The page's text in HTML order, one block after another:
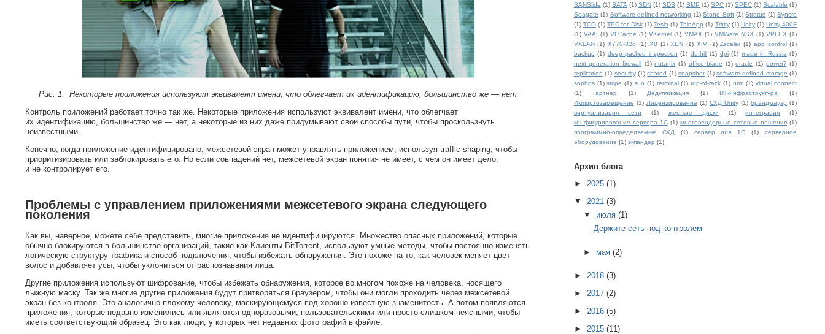
Рис. 1.Некоторые приложения используют эквивалент имени, что облегчает их идентификацию, большинство же — нет
Контроль приложений работает точно так же. Некоторые приложения используют эквивалент имени, что облегчает
их идентификацию, большинство же — нет, а некоторые из них даже придумывают свои способы пути, чтобы проскользнуть
неизвестными.
Конечно, когда приложение идентифицировано, межсетевой экран может управлять приложением, используя traffic shaping, чтобы
приоритизировать или заблокировать его. Но если совпадений нет, межсетевой экран понятия не имеет, с чем он имеет дело,
и не контролирует его.
Проблемы с управлением приложениями межсетевого экрана следующего
поколения
Как вы, наверное, можете себе представить, многие приложения не идентифицируются. Множество опасных приложений, которые
обычно блокируются в большинстве организаций, такие как Клиенты BitTorrent, используют умные методы, чтобы постоянно изменять
логическую структуру трафика и способ подключения, чтобы избежать обнаружения. Это похоже на то, как человек меняет цвет
волос и добавляет усы, чтобы уклониться от распознавания лица.
Другие приложения используют шифрование, чтобы избежать обнаружения, которое во многом похоже на человека, носящего
лыжную маску. Так же многие другие приложения будут притворяться браузером, чтобы они могли проходить через межсетевой
экран без контроля. Это аналогично плохому человеку, маскирующемуся под хорошо известную знаменитость. А потом появляются
приложения, которые недавно изменились или являются одноразовыми, пользовательскими или просто слишком неясными, чтобы
иметь соответствующий образец. Это как люди, у которых нет недавних фотографий в файле.
SANSlide (1) SATA (1) SDN (1) SDS (1) SMP (1) SPC (1) SPEC (1) Scalable (1)
Seagate (1) Software defined networking (1) Stone Soft (1) Stratus (1) Syncro
(1) TCO (1) TPC for Disk (1) Tesla (1) ThinApp (1) Tritity (1) Unity (1) Unity 400F
(1) VAAI (1) VFCache (1) VKernel (1) VMAX (1) VMWare NSX (1) VPLEX (1)
VXLAN (1) X770-32q (1) X8 (1) XEN (1) XIV (1) Zscaler (1) app control (1)
backup (1) deep packed inspection (1) dothill (1) dpi (1) made in Russia (1)
next generation firewall (1) nutanix (1) office blade (1) oracle (1) power7 (1)
replication (1) security (1) shared (1) snapshot (1) software defined storage (1)
sophos (1) stripe (1) sun (1) terminal (1) top-of-rack (1) utm (1) virtual connect
(1)
Гартнер (1) Дедупликация (1) ИТ-инфраструктура
(1)
Импортозамещение (1) Лицензирование (1) СХД Unity (1) брандмауэр (1)
виртуализация сети
(1) жесткие диски (1) интеграция
(1)
конфигурирование сервера 1С (1) многовендорные сетевые решения (1)
программно-определяемые СХД
(1) сервер для 1С (1)
серверное
оборудование (1) экпандер (1)
Архив блога
► 2025 (1)
▼ 2021 (3)
▼ июля(1)
Держите сеть под контролем
► мая(2)
► 2018 (3)
► 2017 (2)
► 2016 (5)
► 2015 (11)